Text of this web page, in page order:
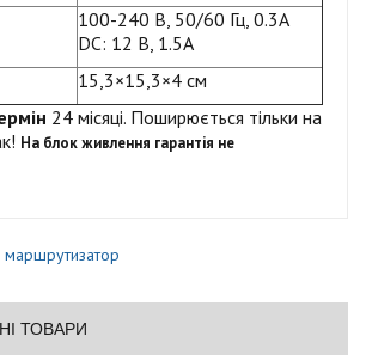
100-240 В, 50/60 Гц, 0.3А
DC: 12 В, 1.5А
15,3×15,3×4 см
24 місяці. Поширюється тільки на
На блок живлення гарантія не
маршрутизатор
ТОВАРИ